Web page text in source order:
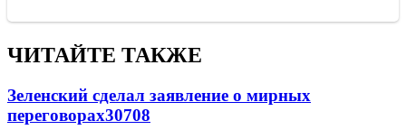
ЧИТАЙТЕ ТАКЖЕ
Зеленский сделал заявление о мирных
переговорах30708